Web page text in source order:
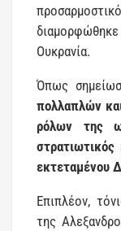
Ουκρανία.
Όπως
πολλαπλών
ρόλων της
εκτεταμένου
Επιπλέον,
της